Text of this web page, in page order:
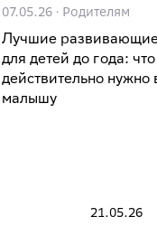
07.05.26 · Родителям
Лучшие
для детей до года: что
действительно
малышу
21.05.26